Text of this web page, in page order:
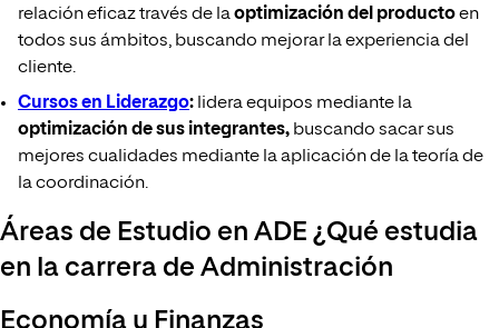
relación eficaz través de laoptimización del productoen
todos sus ámbitos, buscando mejorar la experiencia del
cliente.
Cursos en Liderazgo: lidera equipos mediante la
optimización de sus integrantes, buscando sacar sus
mejores cualidades mediante la aplicación de la teoría de
la coordinación.
Áreas de Estudio en ADE ¿Qué estudia
en la carrera de Administración
Economía y Finanzas